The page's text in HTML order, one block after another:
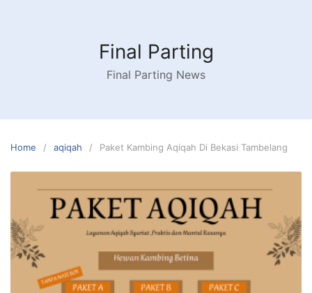
Final Parting
Final Parting News
Home aqiqah Paket Kambing Aqiqah Di Bekasi Tambelang